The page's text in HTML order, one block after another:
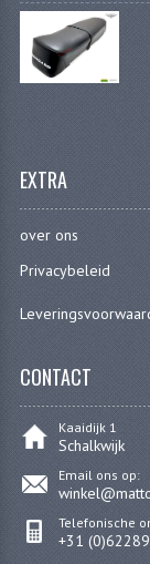
EXTRA
over ons
Privacybeleid
CONTACT
Kaaidijk 1
Schalkwijk
Email ons op:
Telefonische
+31